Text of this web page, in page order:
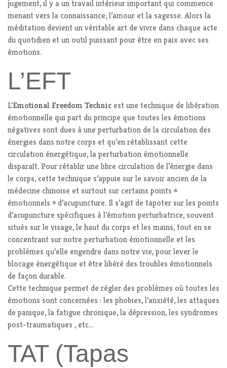
jugement, il y a un travail intérieur important qui commence
menant vers la connaissance, l’amour et la sagesse. Alors la
méditation devient un véritable art de vivre dans chaque acte
du quotidien et un outil puissant pour être en paix avec ses
émotions.
L’EFT
L'Emotional Freedom Technic est une technique de libération
émotionnelle qui part du principe que toutes les émotions
négatives sont dues à une perturbation de la circulation des
énergies dans notre corps et qu’en rétablissant cette
circulation énergétique, la perturbation émotionnelle
disparaît. Pour rétablir une libre circulation de l’énergie dans
le corps, cette technique s’appuie sur le savoir ancien de la
médecine chinoise et surtout sur certains points «
émotionnels » d’acupuncture. Il s’agit de tapoter sur les points
d’acupuncture spécifiques à l’émotion perturbatrice, souvent
situés sur le visage, le haut du corps et les mains, tout en se
concentrant sur notre perturbation émotionnelle et les
problèmes qu’elle engendre dans notre vie, pour lever le
blocage énergétique et être libéré des troubles émotionnels
de façon durable.
Cette technique permet de régler des problèmes où toutes les
émotions sont concernées : les phobies, l’anxiété, les attaques
de panique, la fatigue chronique, la dépression, les syndromes
post-traumatiques , etc…
TAT (Tapas